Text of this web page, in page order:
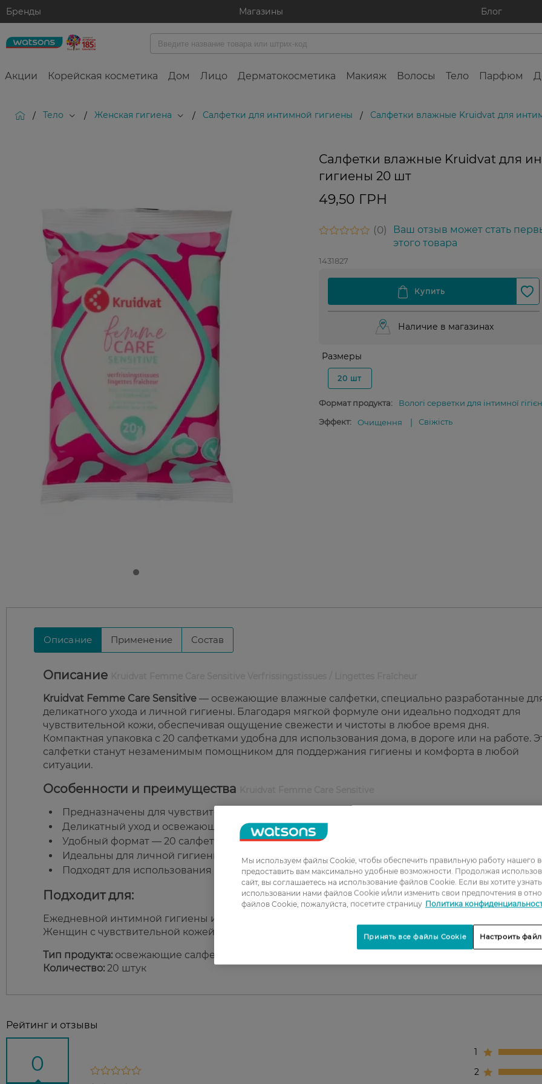
Бренды Магазины Блог
Акции Корейская косметика Дом Лицо Дерматокосметика Макияж Волосы Тело Парфюм
/ Тело / Женская гигиена / Салфетки для интимной гигиены / Салфетки влажные Kruidvat для
Салфетки влажные Kruidvat для
гигиены 20 шт
49,50 ГРН
0
Ваш отзыв может стать
этого товара
1431827
Наличие в магазинах
Размеры
20 шт
Формат продукта:
Вологі серветки для інтимної
Эффект:
Очищення Свіжість
Описание Применение Состав
Описание
Kruidvat Femme Care Sensitive — освежающие влажные салфетки, специально разработанные
деликатного ухода и личной гигиены. Благодаря мягкой формуле они идеально подходят для
чувствительной кожи, обеспечивая ощущение свежести и чистоты в любое время дня.
Компактная упаковка с 20 салфетками удобна для использования дома, в дороге или на работе.
салфетки станут незаменимым помощником для поддержания гигиены и комфорта в любой
ситуации.
Особенности и преимущества
Предназначены для чувствительной кожи (Sensitive).
Деликатный уход и освежающее действие.
Удобный формат — 20 салфеток в упаковке.
Идеальны для личной гигиены и ежедневного применения.
Подходят для использования дома и вне дома.
Подходит для:
Ежедневной интимной гигиены и быстрого освежения.
Женщин с чувствительной кожей.
Тип продукта: освежающие салфетки
Количество: 20 штук
Рейтинг и отзывы
0
1
2
Мы используем файлы Cookie, чтобы обеспечить правильную работу нашего
предоставить вам максимально удобные возможности. Продолжая
сайт, вы соглашаетесь на использование файлов Cookie. Если вы хотите
использовании нами файлов Cookie и/или изменить свои предпочтения в
файлов Cookie, пожалуйста, посетите страницу Политика
Настроить
Принять все файлы Cookie